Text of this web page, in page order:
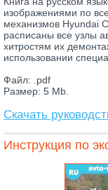
изображениями по
механизмов Hyundai
расписаны все узлы
хитростям их
использовании
Файл: .pdf
Размер: 5 Mb.
Скачать
Инструкция по